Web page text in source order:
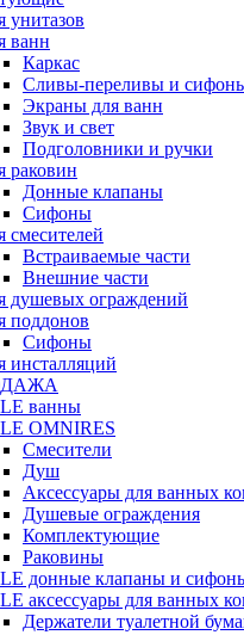
унитазов
ванн
Каркас
Сливы-переливы и
Экраны для ванн
Звук и свет
Подголовники и ручки
раковин
Донные клапаны
Сифоны
смесителей
Встраиваемые части
Внешние части
душевых ограждений
поддонов
Сифоны
инсталляций
ванны
OMNIRES
Смесители
Душ
Аксессуары для ванных
Душевые ограждения
Комплектующие
Раковины
донные клапаны и
аксессуары для ванных
Держатели туалетной